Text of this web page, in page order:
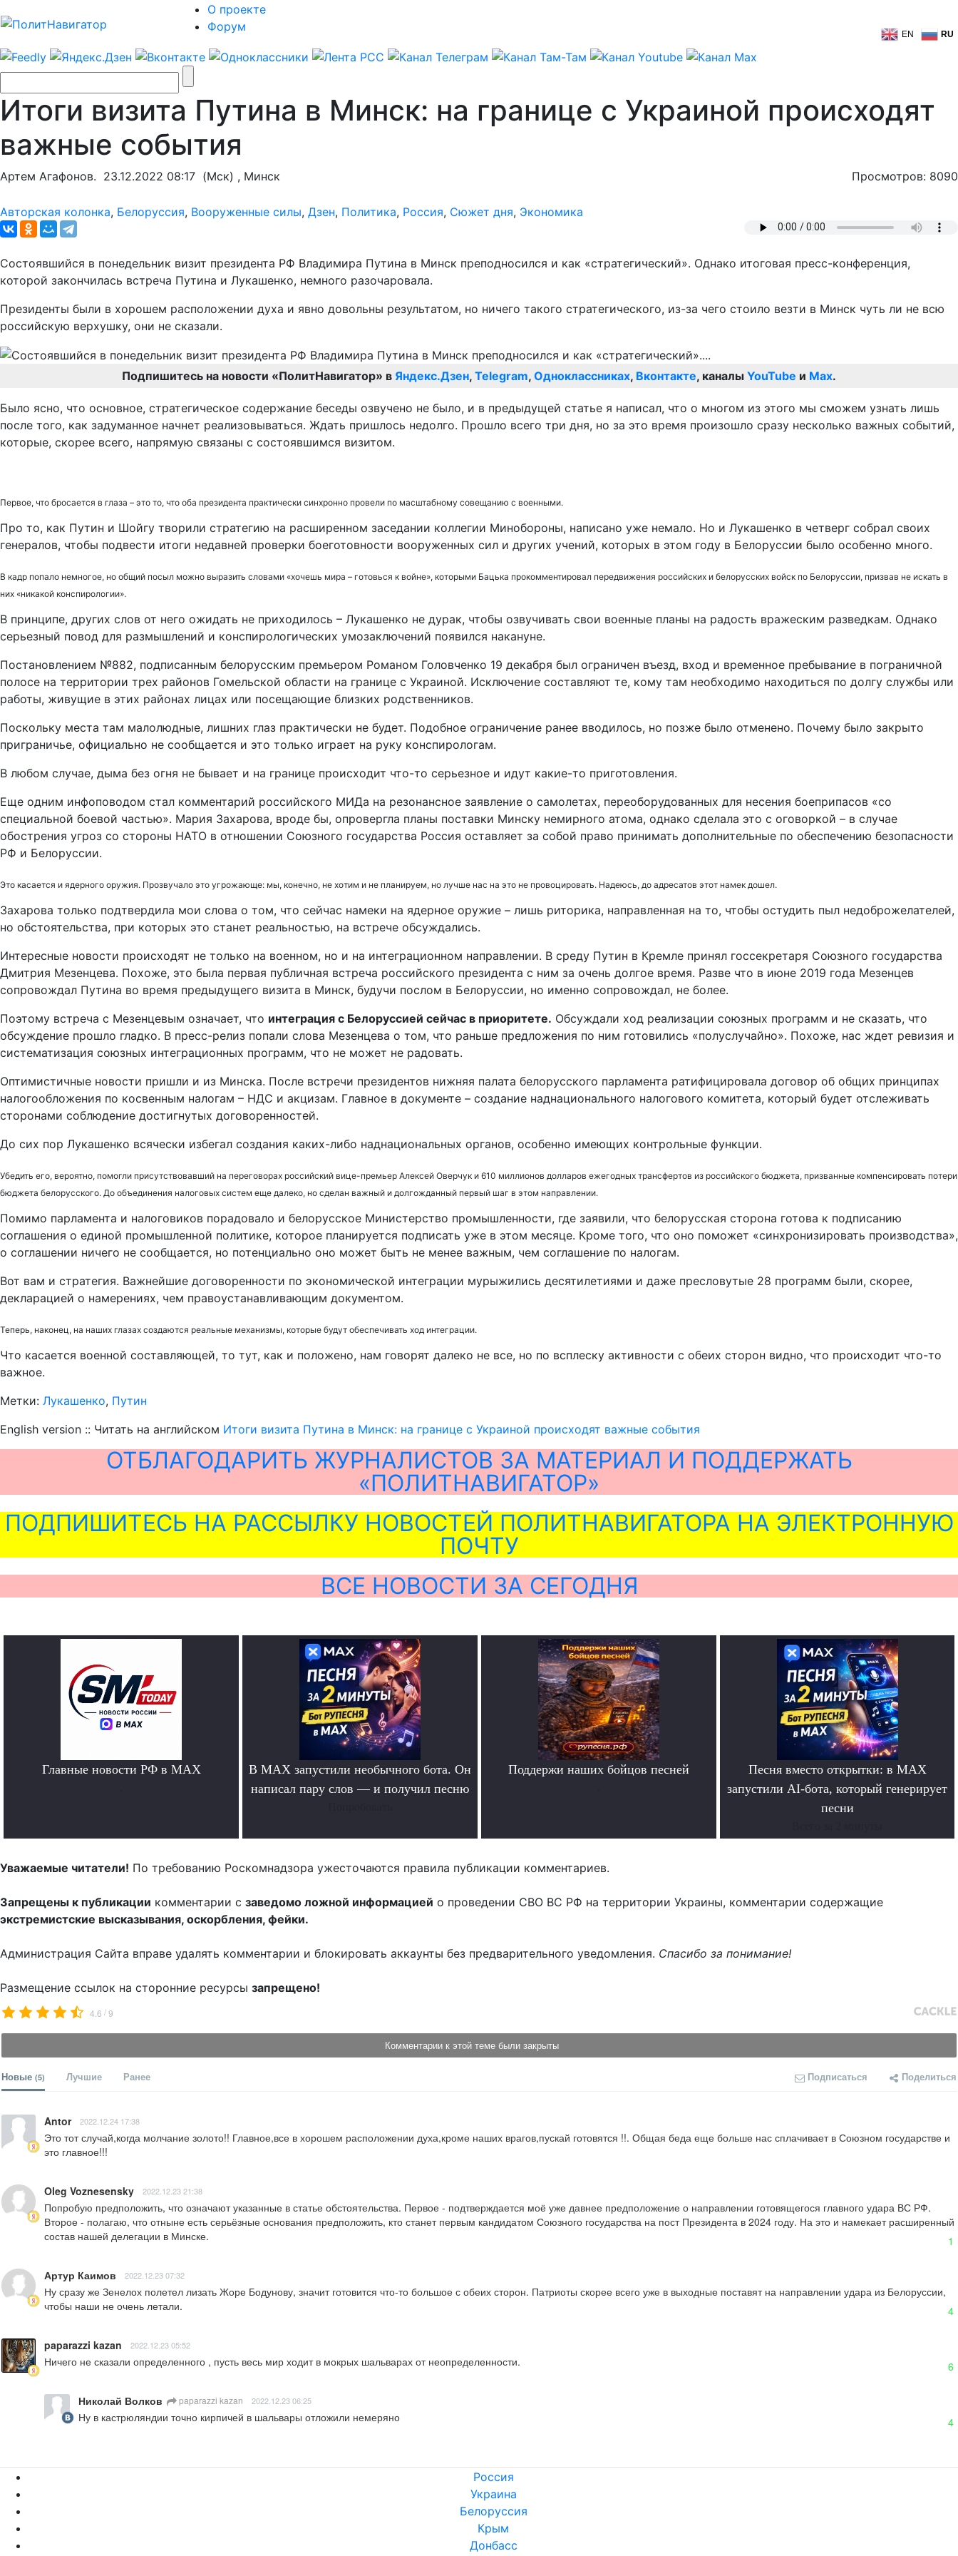
О проекте
Форум
EN RU
Итоги визита Путина в Минск: на границе с Украиной происходят
важные события
Артем Агафонов. 23.12.2022 08:17 (Мск) , Минск Просмотров: 8090
Авторская колонка, Белоруссия, Вооруженные силы, Дзен, Политика, Россия, Сюжет дня, Экономика
Состоявшийся в понедельник визит президента РФ Владимира Путина в Минск преподносился и как «стратегический». Однако итоговая пресс-конференция,
которой закончилась встреча Путина и Лукашенко, немного разочаровала.
Президенты были в хорошем расположении духа и явно довольны результатом, но ничего такого стратегического, из-за чего стоило везти в Минск чуть ли не всю
российскую верхушку, они не сказали.
Подпишитесь на новости «ПолитНавигатор» в Яндекс.Дзен, Telegram, Одноклассниках, Вконтакте, каналы YouTube и Max.
Было ясно, что основное, стратегическое содержание беседы озвучено не было, и в предыдущей статье я написал, что о многом из этого мы сможем узнать лишь
после того, как задуманное начнет реализовываться. Ждать пришлось недолго. Прошло всего три дня, но за это время произошло сразу несколько важных событий,
которые, скорее всего, напрямую связаны с состоявшимся визитом.
Первое, что бросается в глаза – это то, что оба президента практически синхронно провели по масштабному совещанию с военными.
Про то, как Путин и Шойгу творили стратегию на расширенном заседании коллегии Минобороны, написано уже немало. Но и Лукашенко в четверг собрал своих
генералов, чтобы подвести итоги недавней проверки боеготовности вооруженных сил и других учений, которых в этом году в Белоруссии было особенно много.
В кадр попало немногое, но общий посыл можно выразить словами «хочешь мира – готовься к войне», которыми Бацька прокомментировал передвижения российских и белорусских войск по Белоруссии, призвав не искать в
них «никакой конспирологии».
В принципе, других слов от него ожидать не приходилось – Лукашенко не дурак, чтобы озвучивать свои военные планы на радость вражеским разведкам. Однако
серьезный повод для размышлений и конспирологических умозаключений появился накануне.
Постановлением №882, подписанным белорусским премьером Романом Головченко 19 декабря был ограничен въезд, вход и временное пребывание в пограничной
полосе на территории трех районов Гомельской области на границе с Украиной. Исключение составляют те, кому там необходимо находиться по долгу службы или
работы, живущие в этих районах лицах или посещающие близких родственников.
Поскольку места там малолюдные, лишних глаз практически не будет. Подобное ограничение ранее вводилось, но позже было отменено. Почему было закрыто
приграничье, официально не сообщается и это только играет на руку конспирологам.
В любом случае, дыма без огня не бывает и на границе происходит что-то серьезное и идут какие-то приготовления.
Еще одним инфоповодом стал комментарий российского МИДа на резонансное заявление о самолетах, переоборудованных для несения боеприпасов «со
специальной боевой частью». Мария Захарова, вроде бы, опровергла планы поставки Минску немирного атома, однако сделала это с оговоркой – в случае
обострения угроз со стороны НАТО в отношении Союзного государства Россия оставляет за собой право принимать дополнительные по обеспечению безопасности
РФ и Белоруссии.
Это касается и ядерного оружия. Прозвучало это угрожающе: мы, конечно, не хотим и не планируем, но лучше нас на это не провоцировать. Надеюсь, до адресатов этот намек дошел.
Захарова только подтвердила мои слова о том, что сейчас намеки на ядерное оружие – лишь риторика, направленная на то, чтобы остудить пыл недоброжелателей,
но обстоятельства, при которых это станет реальностью, на встрече обсуждались.
Интересные новости происходят не только на военном, но и на интеграционном направлении. В среду Путин в Кремле принял госсекретаря Союзного государства
Дмитрия Мезенцева. Похоже, это была первая публичная встреча российского президента с ним за очень долгое время. Разве что в июне 2019 года Мезенцев
сопровождал Путина во время предыдущего визита в Минск, будучи послом в Белоруссии, но именно сопровождал, не более.
Поэтому встреча с Мезенцевым означает, что интеграция с Белоруссией сейчас в приоритете. Обсуждали ход реализации союзных программ и не сказать, что
обсуждение прошло гладко. В пресс-релиз попали слова Мезенцева о том, что раньше предложения по ним готовились «полуслучайно». Похоже, нас ждет ревизия и
систематизация союзных интеграционных программ, что не может не радовать.
Оптимистичные новости пришли и из Минска. После встречи президентов нижняя палата белорусского парламента ратифицировала договор об общих принципах
налогообложения по косвенным налогам – НДС и акцизам. Главное в документе – создание наднационального налогового комитета, который будет отслеживать
сторонами соблюдение достигнутых договоренностей.
До сих пор Лукашенко всячески избегал создания каких-либо наднациональных органов, особенно имеющих контрольные функции.
Убедить его, вероятно, помогли присутствовавший на переговорах российский вице-премьер Алексей Оверчук и 610 миллионов долларов ежегодных трансфертов из российского бюджета, призванные компенсировать потери
бюджета белорусского. До объединения налоговых систем еще далеко, но сделан важный и долгожданный первый шаг в этом направлении.
Помимо парламента и налоговиков порадовало и белорусское Министерство промышленности, где заявили, что белорусская сторона готова к подписанию
соглашения о единой промышленной политике, которое планируется подписать уже в этом месяце. Кроме того, что оно поможет «синхронизировать производства»,
о соглашении ничего не сообщается, но потенциально оно может быть не менее важным, чем соглашение по налогам.
Вот вам и стратегия. Важнейшие договоренности по экономической интеграции мурыжились десятилетиями и даже пресловутые 28 программ были, скорее,
декларацией о намерениях, чем правоустанавливающим документом.
Теперь, наконец, на наших глазах создаются реальные механизмы, которые будут обеспечивать ход интеграции.
Что касается военной составляющей, то тут, как и положено, нам говорят далеко не все, но по всплеску активности с обеих сторон видно, что происходит что-то
важное.
Метки: Лукашенко, Путин
English version :: Читать на английском Итоги визита Путина в Минск: на границе с Украиной происходят важные события
ОТБЛАГОДАРИТЬ ЖУРНАЛИСТОВ ЗА МАТЕРИАЛ И ПОДДЕРЖАТЬ
«ПОЛИТНАВИГАТОР»
ПОДПИШИТЕСЬ НА РАССЫЛКУ НОВОСТЕЙ ПОЛИТНАВИГАТОРА НА ЭЛЕКТРОННУЮ
ПОЧТУ
ВСЕ НОВОСТИ ЗА СЕГОДНЯ
Главные новости РФ в MAX
В MAX запустили необычного бота. Он
написал пару слов — и получил песню
Поддержи наших бойцов песней
Песня вместо открытки: в MAX
запустили AI-бота, который генерирует
песни
Уважаемые читатели! По требованию Роскомнадзора ужесточаются правила публикации комментариев.
Запрещены к публикации комментарии с заведомо ложной информацией о проведении СВО ВС РФ на территории Украины, комментарии содержащие
экстремистские высказывания, оскорбления, фейки.
Администрация Сайта вправе удалять комментарии и блокировать аккаунты без предварительного уведомления. Спасибо за понимание!
Размещение ссылок на сторонние ресурсы запрещено!
4.6 /9
Комментарии к этой теме были закрыты
Новые (5) Лучшие Ранее Подписаться Поделиться
Antor 2022.12.24 17:38
Это тот случай,когда молчание золото!! Главное,все в хорошем расположении духа,кроме наших врагов,пускай готовятся !!. Общая беда еще больше нас сплачивает в Союзном государстве и
это главное!!!
Oleg Voznesensky 2022.12.23 21:38
Попробую предположить, что означают указанные в статье обстоятельства. Первое - подтверждается моё уже давнее предположение о направлении готовящегося главного удара ВС РФ.
Второе - полагаю, что отныне есть серьёзные основания предположить, кто станет первым кандидатом Союзного государства на пост Президента в 2024 году. На это и намекает расширенный
состав нашей делегации в Минске.
1
Артур Каимов 2022.12.23 07:32
Ну сразу же Зенелох полетел лизать Жоре Бодунову, значит готовится что-то большое с обеих сторон. Патриоты скорее всего уже в выходные поставят на направлении удара из Белоруссии,
чтобы наши не очень летали.
4
paparazzi kazan 2022.12.23 05:52
Ничего не сказали определенного , пусть весь мир ходит в мокрых шальварах от неопределенности. 6
Николай Волков paparazzi kazan 2022.12.23 06:25
Ну в кастрюляндии точно кирпичей в шальвары отложили немеряно 4
Россия
Украина
Белоруссия
Крым
Донбасс